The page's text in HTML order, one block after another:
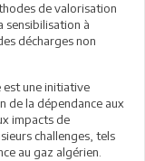
de valorisation
sensibilisation à
décharges non
une initiative
de la dépendance aux
impacts de
challenges, tels
au gaz algérien.